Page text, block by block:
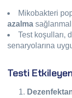
Mikobakteri
azalma
Test koşulları,
senaryolarına
Testi